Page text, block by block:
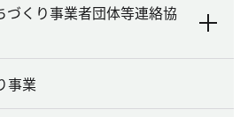
づくり事業者団体等連絡協
事業